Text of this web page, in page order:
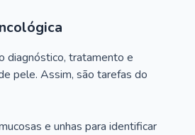
diagnóstico, tratamento e
pele. Assim, são tarefas do
e unhas para identificar